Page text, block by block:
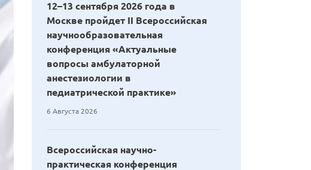
12–13 сентября 2026 года в
Москве пройдет II Всероссийская
научнообразовательная
конференция «Актуальные
вопросы амбулаторной
анестезиологии в
педиатрической практике»
6 Августа 2026
Всероссийская научно-
практическая конференция